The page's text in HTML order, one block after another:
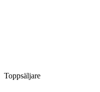
Toppsäljare